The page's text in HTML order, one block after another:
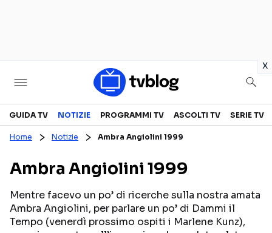
x
Televisione
CANALI TV
PROGRAMMI TV
PERSONAGGI TV
SERIE TV
REALITY SHOW
FICTION
GUIDA TV NOTIZIE PROGRAMMI TV ASCOLTI TV SERIE TV
Home Notizie Ambra Angiolini 1999
Ambra Angiolini 1999
Mentre facevo un po’ di ricerche sulla nostra amata
Ambra Angiolini, per parlare un po’ di Dammi il
Tempo (venerdì prossimo ospiti i Marlene Kunz),